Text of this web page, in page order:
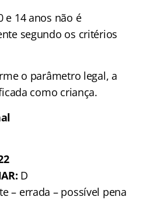
e 14 anos não é
segundo os critérios
o parâmetro legal, a
como criança.
D
– errada – possível pena